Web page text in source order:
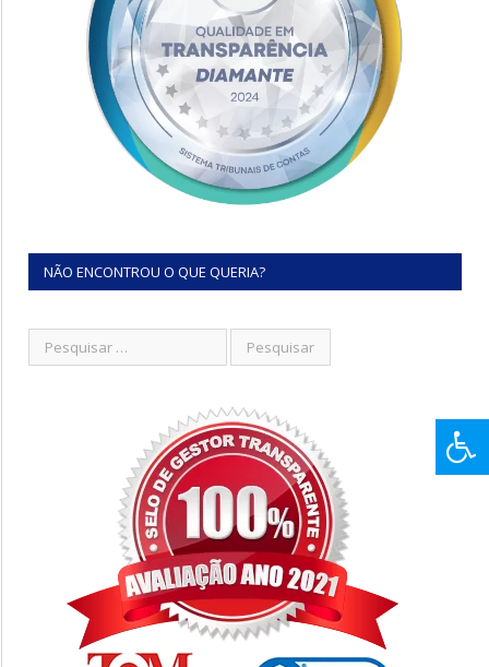
NÃO ENCONTROU O QUE QUERIA?